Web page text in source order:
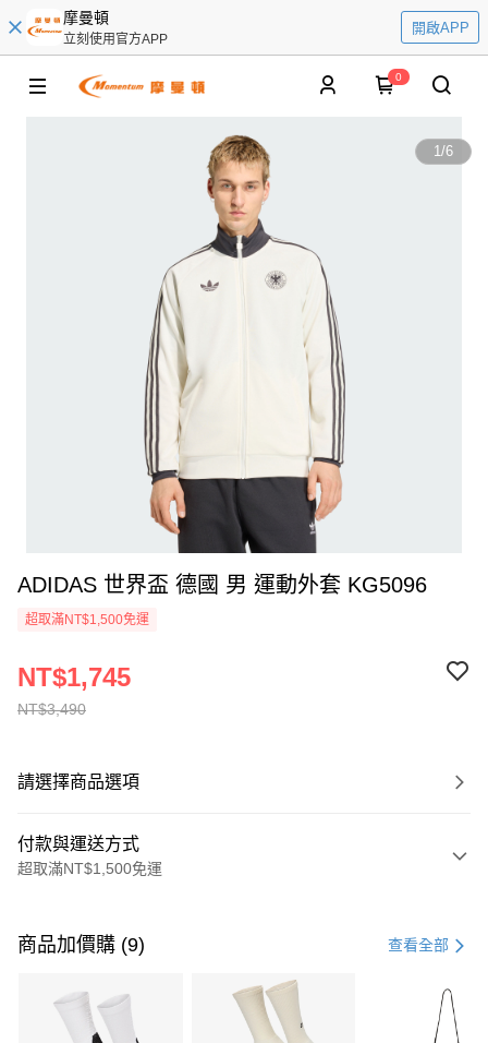
摩曼頓
立刻使用官方APP
開啟APP
0
1/6
ADIDAS 世界盃 德國 男 運動外套 KG5096
超取滿NT$1,500免運
NT$3,490
NT$1,745
請選擇商品選項
付款與運送方式
超取滿NT$1,500免運
信用卡一次付款
3 期 0 利率 每期 21家銀行
商品加價購 (9) 查看全部